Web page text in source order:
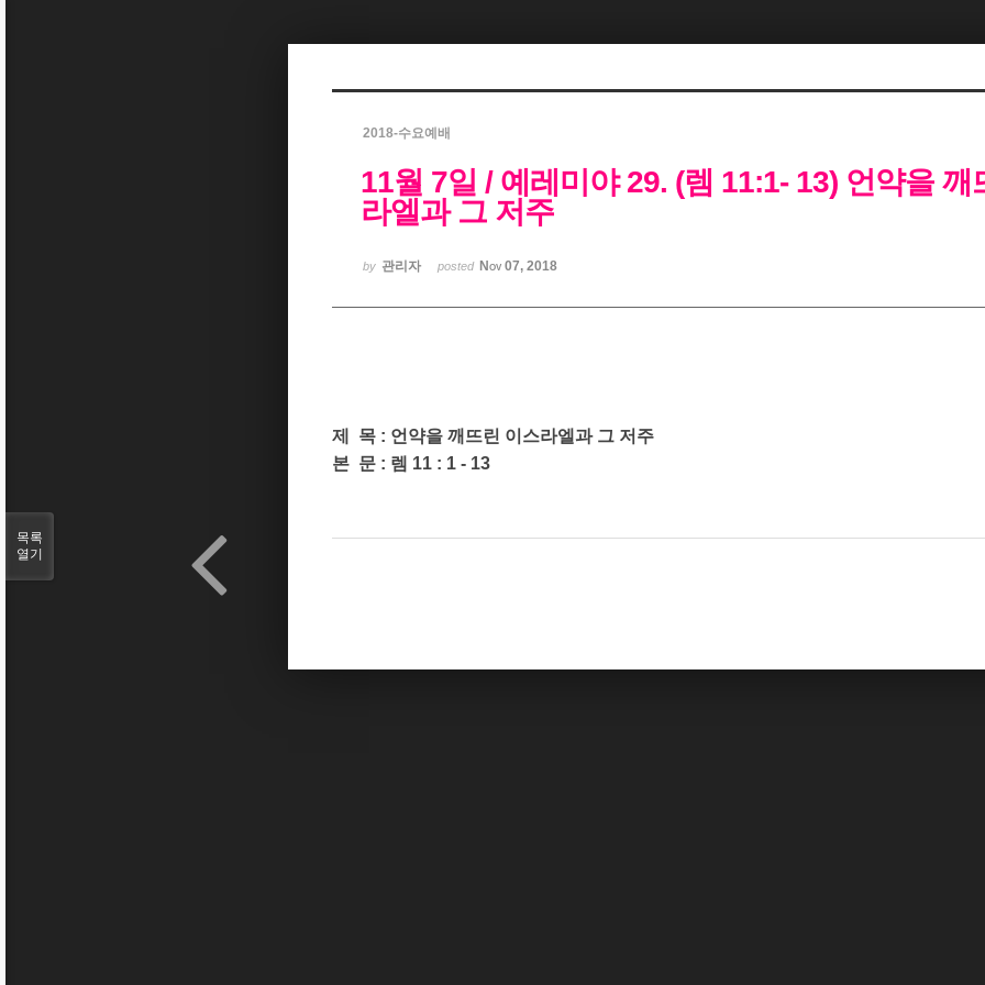
2018-수요예배
11월 7일 / 예레미야 29. (렘 11:1- 13) 언약을 깨
라엘과 그 저주
by 관리자 posted Nov 07, 2018
제 목 : 언약을 깨뜨린 이스라엘과 그 저주
본 문 : 렘 11 : 1 - 13
목록
열기
Sketchbook5, 스케치북5
Sketchbook5, 스케치북5